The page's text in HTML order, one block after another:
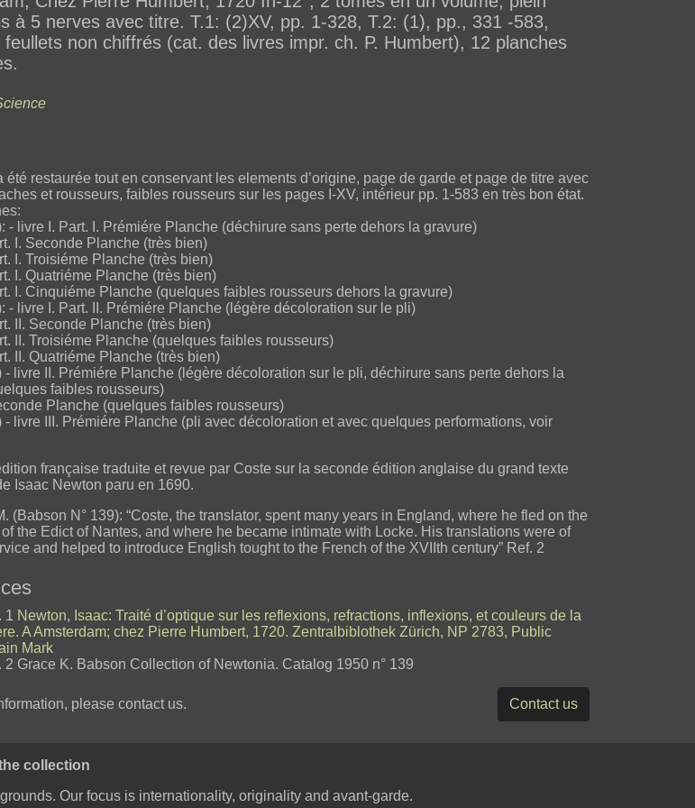
à 5 nerves avec titre. T.1: (2)XV, pp. 1-328, T.2: (1), pp., 331 -583,
non chiffrés (cat. des livres impr. ch. P. Humbert), 12 planches
été restaurée tout en conservant les elements d’origine, page de garde et page de titre avec
et rousseurs, faibles rousseurs sur les pages I-XV, intérieur pp. 1-583 en très bon état.
- livre I. Part. I. Prémiére Planche (déchirure sans perte dehors la gravure)
I. Seconde Planche (très bien)
I. Troisiéme Planche (très bien)
I. Quatriéme Planche (très bien)
I. Cinquiéme Planche (quelques faibles rousseurs dehors la gravure)
- livre I. Part. II. Prémiére Planche (légère décoloration sur le pli)
II. Seconde Planche (très bien)
II. Troisiéme Planche (quelques faibles rousseurs)
II. Quatriéme Planche (très bien)
- livre II. Prémiére Planche (légère décoloration sur le pli, déchirure sans perte dehors la
faibles rousseurs)
Planche (quelques faibles rousseurs)
- livre III. Prémiére Planche (pli avec décoloration et avec quelques performations, voir
française traduite et revue par Coste sur la seconde édition anglaise du grand texte
Isaac Newton paru en 1690.
(Babson N° 139): “Coste, the translator, spent many years in England, where he fled on the
the Edict of Nantes, and where he became intimate with Locke. His translations were of
and helped to introduce English tought to the French of the XVIIth century” Ref. 2
1 Newton, Isaac: Traité d’optique sur les reflexions, refractions, inflexions, et couleurs de la
A Amsterdam; chez Pierre Humbert, 1720. Zentralbiblothek Zürich, NP 2783, Public
Mark
2 Grace K. Babson Collection of Newtonia. Catalog 1950 n° 139
please contact us. Contact us
collection
Our focus is internationality, originality and avant-garde.